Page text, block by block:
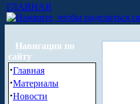
ГЛАВНАЯ
Навигация по
сайту
·Главная
·Материалы
·Новости